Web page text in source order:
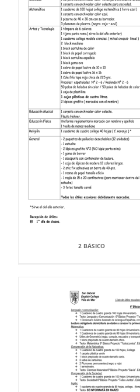
2 BÁSICO